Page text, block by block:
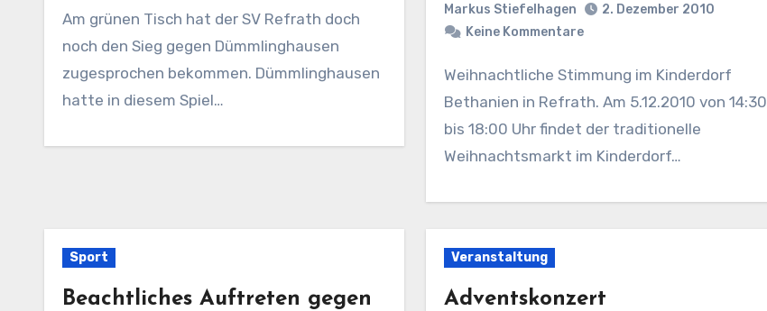
Am grünen Tisch hat der SV Refrath doch
noch den Sieg gegen Dümmlinghausen
zugesprochen bekommen. Dümmlinghausen
hatte in diesem Spiel…
Markus Stiefelhagen
2. Dezember 2010
Keine Kommentare
Weihnachtliche Stimmung im Kinderdorf
Bethanien in Refrath. Am 5.12.2010 von 14:30
bis 18:00 Uhr findet der traditionelle
Weihnachtsmarkt im Kinderdorf…
Sport
Beachtliches Auftreten gegen
Veranstaltung
Adventskonzert